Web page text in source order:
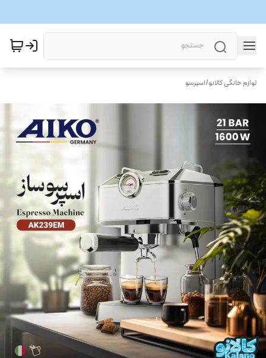
لوازم خانگی کالانو/اسپرسو